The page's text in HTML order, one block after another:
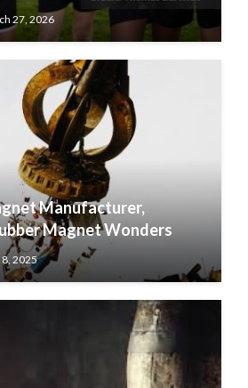
27, 2026
Manufacturer,
Magnet Wonders
8, 2025